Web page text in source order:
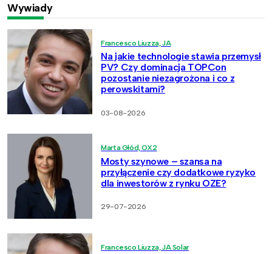
Wywiady
Francesco Liuzza, JA
Na jakie technologie stawia przemysł
PV? Czy dominacja TOPCon
pozostanie niezagrożona i co z
perowskitami?
03-08-2026
Marta Głód, OX2
Mosty szynowe – szansa na
przyłączenie czy dodatkowe ryzyko
dla inwestorów z rynku OZE?
29-07-2026
Francesco Liuzza, JA Solar